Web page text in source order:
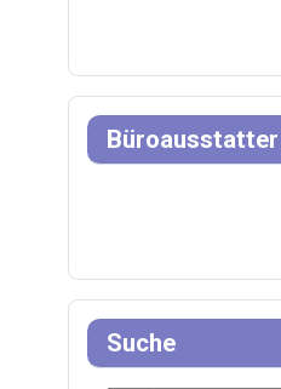
Büroausstatter
Suche